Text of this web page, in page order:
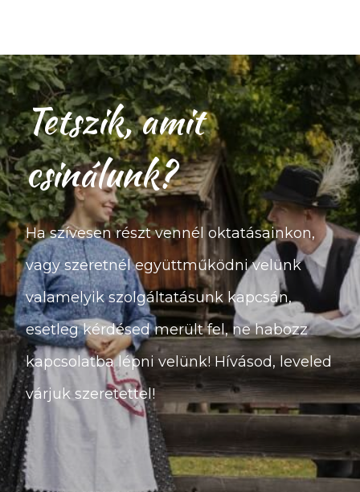
Tetszik, amit
csinálunk?
Ha szívesen részt vennél oktatásainkon,
vagy szeretnél együttműködni velünk
valamelyik szolgáltatásunk kapcsán,
esetleg kérdésed merült fel, ne habozz
kapcsolatba lépni velünk! Hívásod, leveled
várjuk szeretettel!